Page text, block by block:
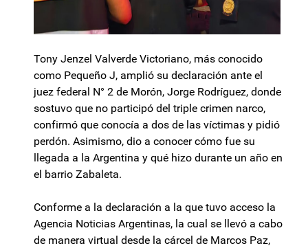
Tony Jenzel Valverde Victoriano, más conocido
como Pequeño J, amplió su declaración ante el
juez federal N° 2 de Morón, Jorge Rodríguez, donde
sostuvo que no participó del triple crimen narco,
confirmó que conocía a dos de las víctimas y pidió
perdón. Asimismo, dio a conocer cómo fue su
llegada a la Argentina y qué hizo durante un año en
el barrio Zabaleta.
Conforme a la declaración a la que tuvo acceso la
Agencia Noticias Argentinas, la cual se llevó a cabo
de manera virtual desde la cárcel de Marcos Paz,